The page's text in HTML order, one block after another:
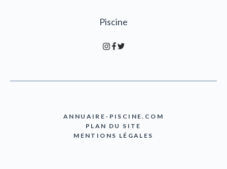
Piscine
ANNUAIRE-PISCINE.COM
PLAN DU SITE
MENTIONS LÉGALES